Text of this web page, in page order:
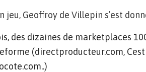
jeu, Geoffroy de Villepin s’est
des dizaines de marketplaces
(directproducteur.com,